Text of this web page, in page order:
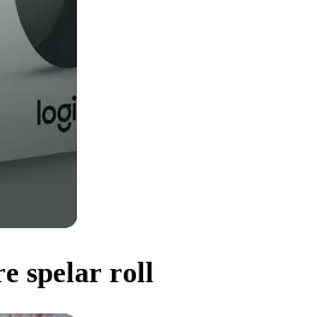
spelar roll